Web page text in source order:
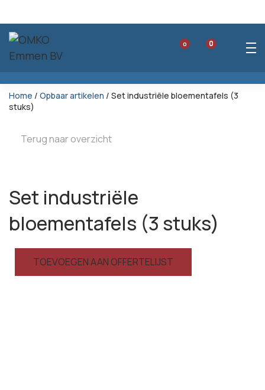
0 0
Home / Opbaar artikelen / Set industriële bloementafels (3
stuks)
Terug naar overzicht
Set industriële
bloementafels (3 stuks)
TOEVOEGEN AAN OFFERTELIJST